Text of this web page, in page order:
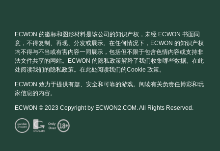
ECWON 的徽标和图形材料是该公司的知识产权，未经 ECWON 书面同
意，不得复制、再现、分发或展示。在任何情况下，ECWON 的知识产权
均不得与不当或有害内容一同展示，包括但不限于包含色情内容或支持非
法文件共享的网站。ECWON 的隐私政策解释了我们收集哪些数据。在此
处阅读我们的隐私政策。在此处阅读我们的Cookie 政策。
ECWON 致力于提供有趣、安全和可靠的游戏。阅读有关负责任博彩和玩
家信息的内容。
ECWON © 2023 Copyright by ECWON2.COM. All Rights Reserved.